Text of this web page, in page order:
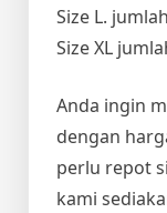
Size L.
Size XL
Anda ingin
dengan
perlu repot
kami